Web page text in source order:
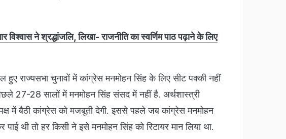
विश्वास ने श्रद्धांजलि, लिखा- राजनीति का स्वर्णिम पाठ पढ़ाने के लिए
राज्यसभा चुनावों में कांग्रेस मनमोहन सिंह के लिए सीट पक्की नहीं
27-28 सालों में मनमोहन सिंह संसद में नहीं है. अर्थशास्त्री
में बैठी कांग्रेस को मजबूती देगी. इससे पहले जब कांग्रेस मनमोहन
थी तो हर किसी ने इसे मनमोहन सिंह को रिटायर मान लिया था.